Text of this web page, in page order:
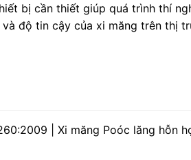
bị cần thiết giúp quá trình thí
độ tin cậy của xi măng trên thị
| Xi măng Poóc lăng hỗn